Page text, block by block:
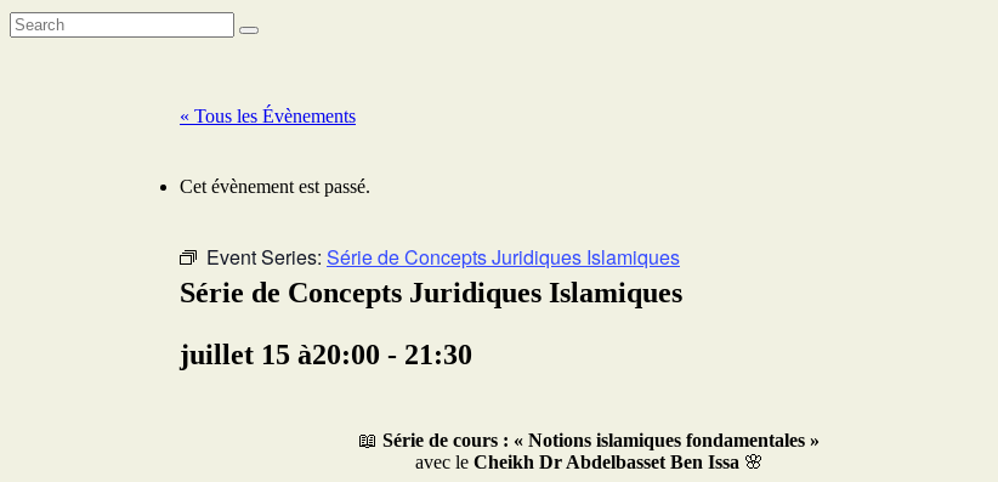
« Tous les Évènements
Cet évènement est passé.
Event Series: Série de Concepts Juridiques Islamiques
Série de Concepts Juridiques Islamiques
juillet 15 à20:00 - 21:30
📖 Série de cours : « Notions islamiques fondamentales »
avec le Cheikh Dr Abdelbasset Ben Issa 🌸